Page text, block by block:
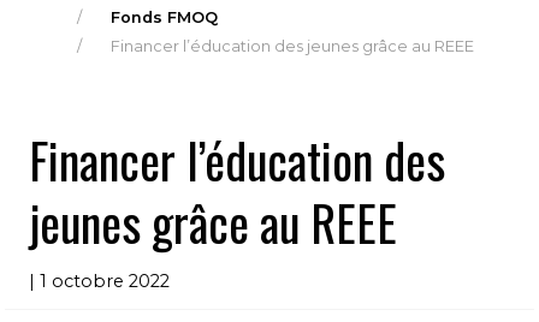
Fonds FMOQ
Financer l’éducation des jeunes grâce au REEE
Financer l’éducation des
jeunes grâce au REEE
| 1 octobre 2022